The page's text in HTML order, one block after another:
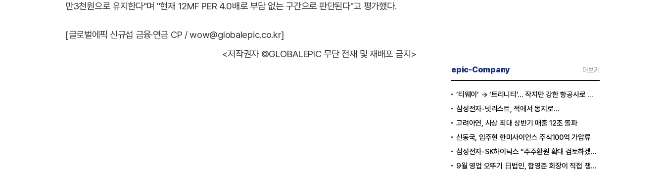
만3천원으로 유지한다"며 "현재 12MF PER 4.0배로 부담 없는 구간으로 판단된다"고 평가했다.
[글로벌에픽 신규섭 금융·연금 CP / wow@globalepic.co.kr]
<저작권자 ©GLOBALEPIC 무단 전재 및 재배포 금지>
epic-Company 더보기
‘티웨이’ → ‘트리니티’… 작지만 강한 항공사로 승부
삼성전자-넷리스트, 적에서 동지로…
고려아연, 사상 최대 상반기 매출 12조 돌파
신동국, 임주현 한미사이언스 주식100억 가압류
삼성전자-SK하이닉스 “주주환원 확대 검토하겠다”
9월 영업 오뚜기 日법인, 함영준 회장이 직접 챙긴다